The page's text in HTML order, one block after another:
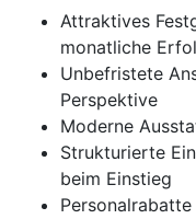
Attraktives
monatliche
Unbefristete
Perspektive
Moderne
Strukturierte
beim Einstieg